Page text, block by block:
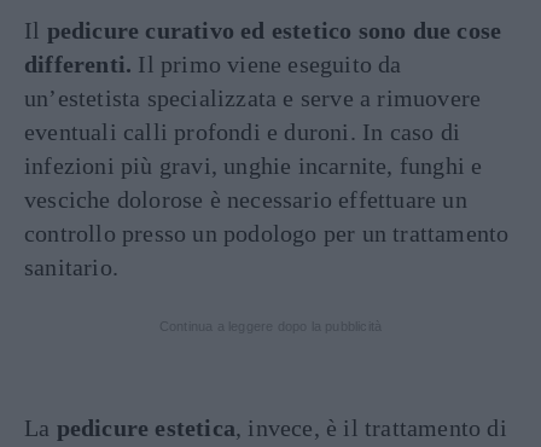
Il pedicure curativo ed estetico sono due cose
differenti. Il primo viene eseguito da
un’estetista specializzata e serve a rimuovere
eventuali calli profondi e duroni. In caso di
infezioni più gravi, unghie incarnite, funghi e
vesciche dolorose è necessario effettuare un
controllo presso un podologo per un trattamento
sanitario.
La pedicure estetica, invece, è il trattamento di